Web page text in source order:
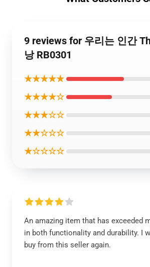
9 reviews for 우리는 인간
낭 RB0301
★★★★★
★★★★☆
★★★☆☆
★★☆☆☆
★☆☆☆☆
An amazing item that has exceeded
in both functionality and durability. I
buy from this seller again.